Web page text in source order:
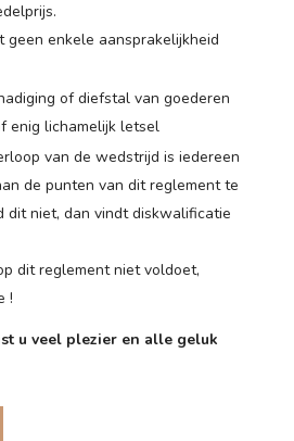
geen enkele aansprakelijkheid
of diefstal van goederen
enig lichamelijk letsel
van de wedstrijd is iedereen
de punten van dit reglement te
dit niet, dan vindt diskwalificatie
dit reglement niet voldoet,
!
u veel plezier en alle geluk